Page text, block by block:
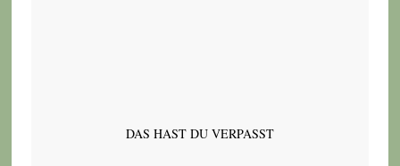
DAS HAST DU VERPASST